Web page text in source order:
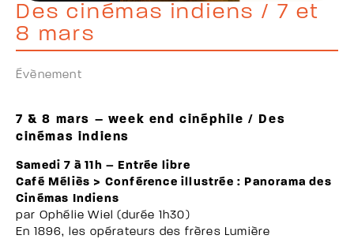
Des cinémas indiens / 7 et
8 mars
Évènement
7 & 8 mars – week end cinéphile / Des
cinémas indiens
Samedi 7 à 11h – Entrée libre
Café Méliès > Conférence illustrée : Panorama des
Cinémas Indiens
par Ophélie Wiel (durée 1h30)
En 1896, les opérateurs des frères Lumière